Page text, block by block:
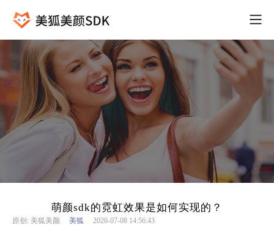
萌颜sdk的霓虹效果是如何实现的？
原创: 美狐美颜 美狐 2020-07-08 14:56:43